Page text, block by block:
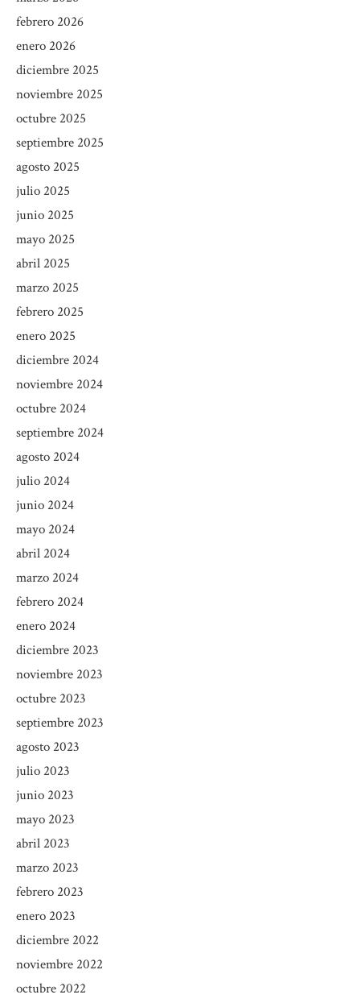
febrero 2026
enero 2026
diciembre 2025
noviembre 2025
octubre 2025
septiembre 2025
agosto 2025
julio 2025
junio 2025
mayo 2025
abril 2025
marzo 2025
febrero 2025
enero 2025
diciembre 2024
noviembre 2024
octubre 2024
septiembre 2024
agosto 2024
julio 2024
junio 2024
mayo 2024
abril 2024
marzo 2024
febrero 2024
enero 2024
diciembre 2023
noviembre 2023
octubre 2023
septiembre 2023
agosto 2023
julio 2023
junio 2023
mayo 2023
abril 2023
marzo 2023
febrero 2023
enero 2023
diciembre 2022
noviembre 2022
octubre 2022